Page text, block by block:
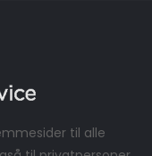
til alle